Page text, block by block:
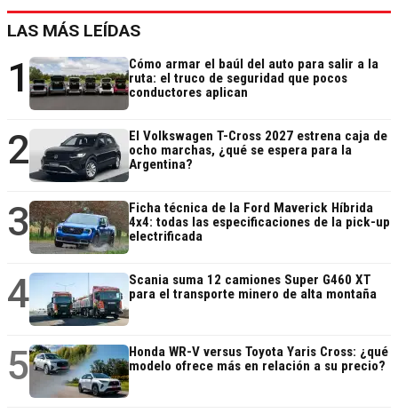
LAS MÁS LEÍDAS
1
Cómo armar el baúl del auto para salir a la
ruta: el truco de seguridad que pocos
conductores aplican
2
El Volkswagen T-Cross 2027 estrena caja de
ocho marchas, ¿qué se espera para la
Argentina?
3
Ficha técnica de la Ford Maverick Híbrida
4x4: todas las especificaciones de la pick-up
electrificada
4
Scania suma 12 camiones Super G460 XT
para el transporte minero de alta montaña
5
Honda WR-V versus Toyota Yaris Cross: ¿qué
modelo ofrece más en relación a su precio?